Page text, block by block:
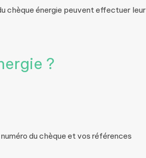
chèque énergie peuvent effectuer leur
?
du chèque et vos références